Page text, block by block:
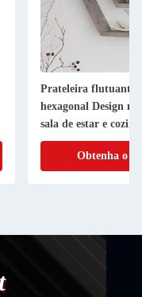
Prateleira flutuante
hexagonal Design
sala de estar e
Obtenha o